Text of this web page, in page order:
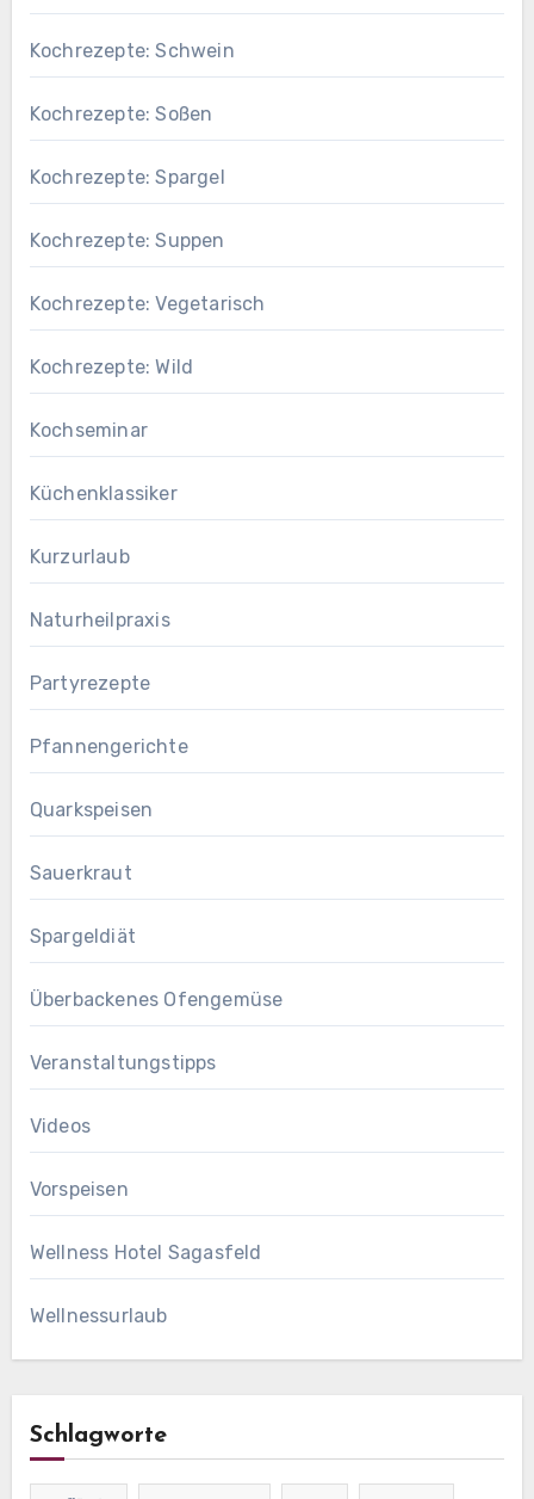
Kochrezepte: Schwein
Kochrezepte: Soßen
Kochrezepte: Spargel
Kochrezepte: Suppen
Kochrezepte: Vegetarisch
Kochrezepte: Wild
Kochseminar
Küchenklassiker
Kurzurlaub
Naturheilpraxis
Partyrezepte
Pfannengerichte
Quarkspeisen
Sauerkraut
Spargeldiät
Überbackenes Ofengemüse
Veranstaltungstipps
Videos
Vorspeisen
Wellness Hotel Sagasfeld
Wellnessurlaub
Schlagworte